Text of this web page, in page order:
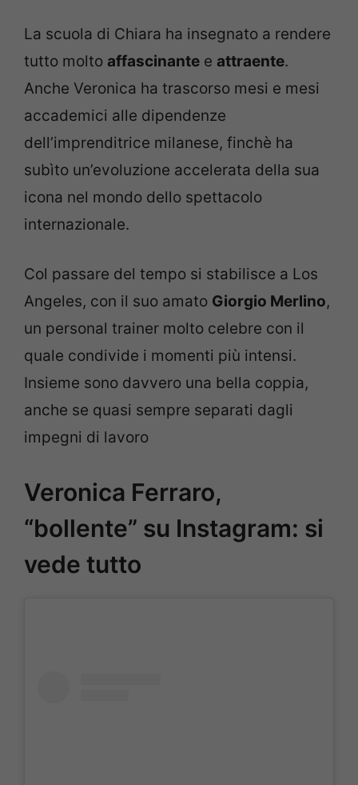
La scuola di Chiara ha insegnato a rendere
tutto molto affascinante e attraente.
Anche Veronica ha trascorso mesi e mesi
accademici alle dipendenze
dell’imprenditrice milanese, finchè ha
subìto un’evoluzione accelerata della sua
icona nel mondo dello spettacolo
internazionale.
Col passare del tempo si stabilisce a Los
Angeles, con il suo amato Giorgio Merlino,
un personal trainer molto celebre con il
quale condivide i momenti più intensi.
Insieme sono davvero una bella coppia,
anche se quasi sempre separati dagli
impegni di lavoro
Veronica Ferraro,
“bollente” su Instagram: si
vede tutto